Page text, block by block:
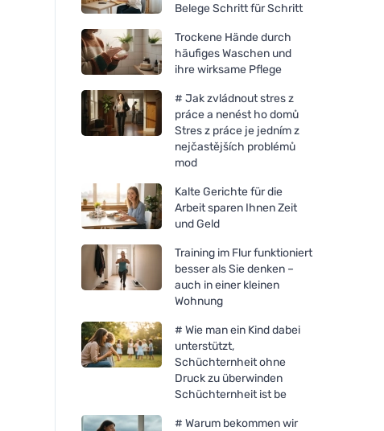
Belege Schritt für Schritt
Trockene Hände durch
häufiges Waschen und
ihre wirksame Pflege
# Jak zvládnout stres z
práce a nenést ho domů
Stres z práce je jedním z
nejčastějších problémů
mod
Kalte Gerichte für die
Arbeit sparen Ihnen Zeit
und Geld
Training im Flur funktioniert
besser als Sie denken –
auch in einer kleinen
Wohnung
# Wie man ein Kind dabei
unterstützt,
Schüchternheit ohne
Druck zu überwinden
Schüchternheit ist be
# Warum bekommen wir